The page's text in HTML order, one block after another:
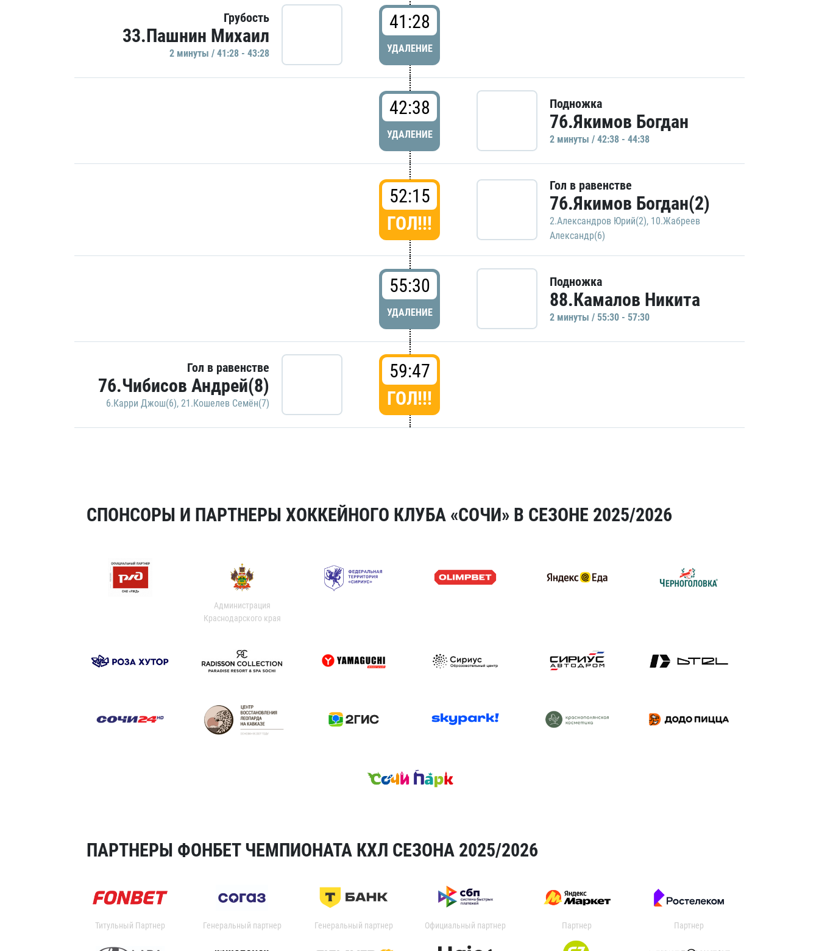
Грубость
33.Пашнин Михаил
2 минуты / 41:28 - 43:28
41:28
УДАЛЕНИЕ
42:38
УДАЛЕНИЕ
Подножка
76.Якимов Богдан
2 минуты / 42:38 - 44:38
52:15
ГОЛ!!!
Гол в равенстве
76.Якимов Богдан(2)
2.Александров Юрий(2), 10.Жабреев
Александр(6)
55:30
УДАЛЕНИЕ
Подножка
88.Камалов Никита
2 минуты / 55:30 - 57:30
Гол в равенстве
76.Чибисов Андрей(8)
6.Карри Джош(6), 21.Кошелев Семён(7)
59:47
ГОЛ!!!
СПОНСОРЫ И ПАРТНЕРЫ ХОККЕЙНОГО КЛУБА «СОЧИ» В СЕЗОНЕ 2025/2026
Администрация
Краснодарского края
ПАРТНЕРЫ ФОНБЕТ ЧЕМПИОНАТА КХЛ СЕЗОНА 2025/2026
Титульный Партнер Генеральный партнер Генеральный партнер Официальный партнер Партнер Партнер